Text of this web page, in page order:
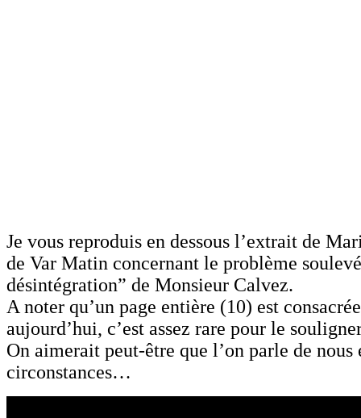
Je vous reproduis en dessous l’extrait de
de Var Matin concernant le problème
désintégration” de Monsieur Calvez.
A noter qu’un page entière (10) est
aujourd’hui, c’est assez rare pour le
On aimerait peut-être que l’on parle de nous
circonstances…